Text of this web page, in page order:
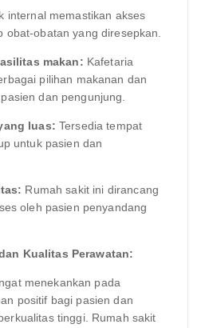
internal memastikan akses
obat-obatan yang diresepkan.
makan: Kafetaria
pilihan makanan dan
dan pengunjung.
luas: Tersedia tempat
untuk pasien dan
Rumah sakit ini dirancang
oleh pasien penyandang
Kualitas Perawatan:
menekankan pada
positif bagi pasien dan
tinggi. Rumah sakit